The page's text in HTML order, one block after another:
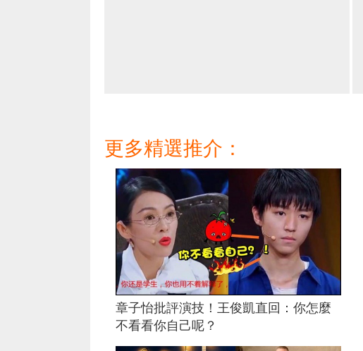
更多精選推介：
章子怡批評演技！王俊凱直回：你怎麼
不看看你自己呢？